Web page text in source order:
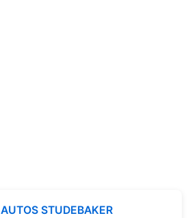
AUTOS STUDEBAKER